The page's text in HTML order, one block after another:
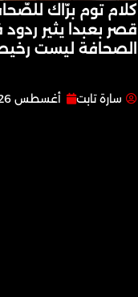
كلام توم برّاك
قصر بعبدا يثير
الصحافة ليست
سارة تابت أغسطس 26, 2025